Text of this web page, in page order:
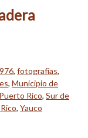
, fotografías,
, Municipio de
Puerto Rico, Sur de
, Yauco